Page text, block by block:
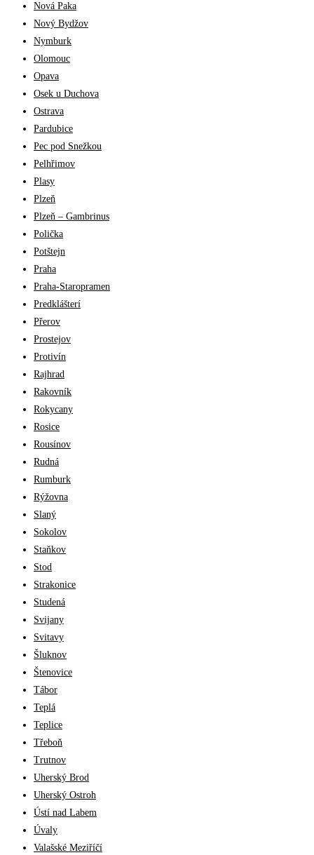
Nová Paka
Nový Bydžov
Nymburk
Olomouc
Opava
Osek u Duchova
Ostrava
Pardubice
Pec pod Snežkou
Pelhřimov
Plasy
Plzeň
Plzeň – Gambrinus
Polička
Potštejn
Praha
Praha-Staropramen
Predklášterí
Přerov
Prostejov
Protivín
Rajhrad
Rakovník
Rokycany
Rosice
Rousínov
Rudná
Rumburk
Rýžovna
Slaný
Sokolov
Staňkov
Stod
Strakonice
Studená
Svijany
Svitavy
Šluknov
Štenovice
Tábor
Teplá
Teplice
Třeboň
Trutnov
Uherský Brod
Uherský Ostroh
Ústí nad Labem
Úvaly
Valašské Meziříčí